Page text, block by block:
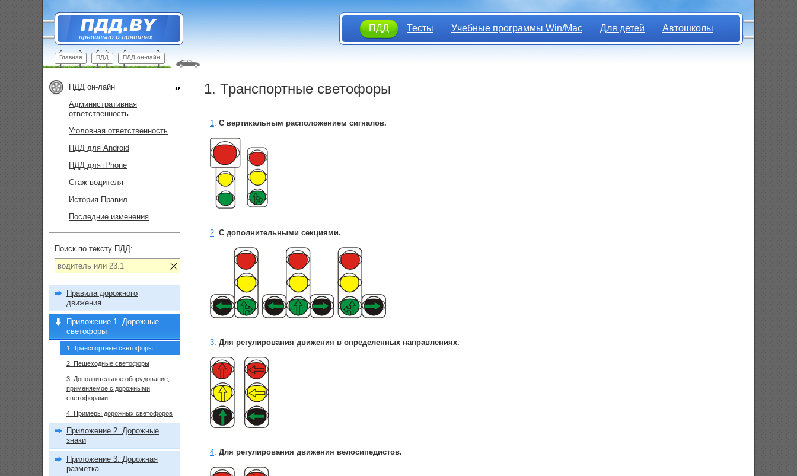
ПДД Тесты Учебные программы Win/Mac Для детей Автошколы
Главная ПДД ПДД он-лайн
1. Транспортные светофоры
1. С вертикальным расположением сигналов.
2. С дополнительными секциями.
3. Для регулирования движения в определенных направлениях.
4. Для регулирования движения велосипедистов.
ПДД он-лайн
Административная
ответственность
Уголовная ответственность
ПДД для Android
ПДД для iPhone
Стаж водителя
История Правил
Последние изменения
Поиск по тексту ПДД:
Правила дорожного
движения
Приложение 1. Дорожные
светофоры
1. Транспортные светофоры
2. Пешеходные светофоры
3. Дополнительное оборудование,
применяемое с дорожными
светофорами
4. Примеры дорожных светофоров
Приложение 2. Дорожные
знаки
Приложение 3. Дорожная
разметка